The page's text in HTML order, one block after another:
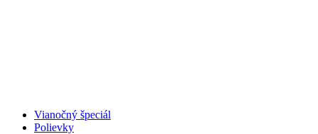
Vianočný špeciál
Polievky